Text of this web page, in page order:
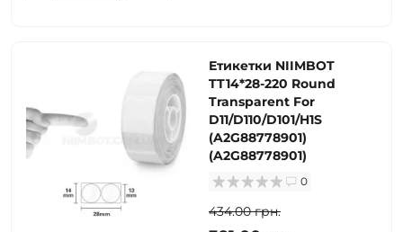
Етикетки NIIMBOT
TT14*28-220 Round
Transparent For
D11/D110/D101/H1S
(A2G88778901)
(A2G88778901)
0
434.00 грн.